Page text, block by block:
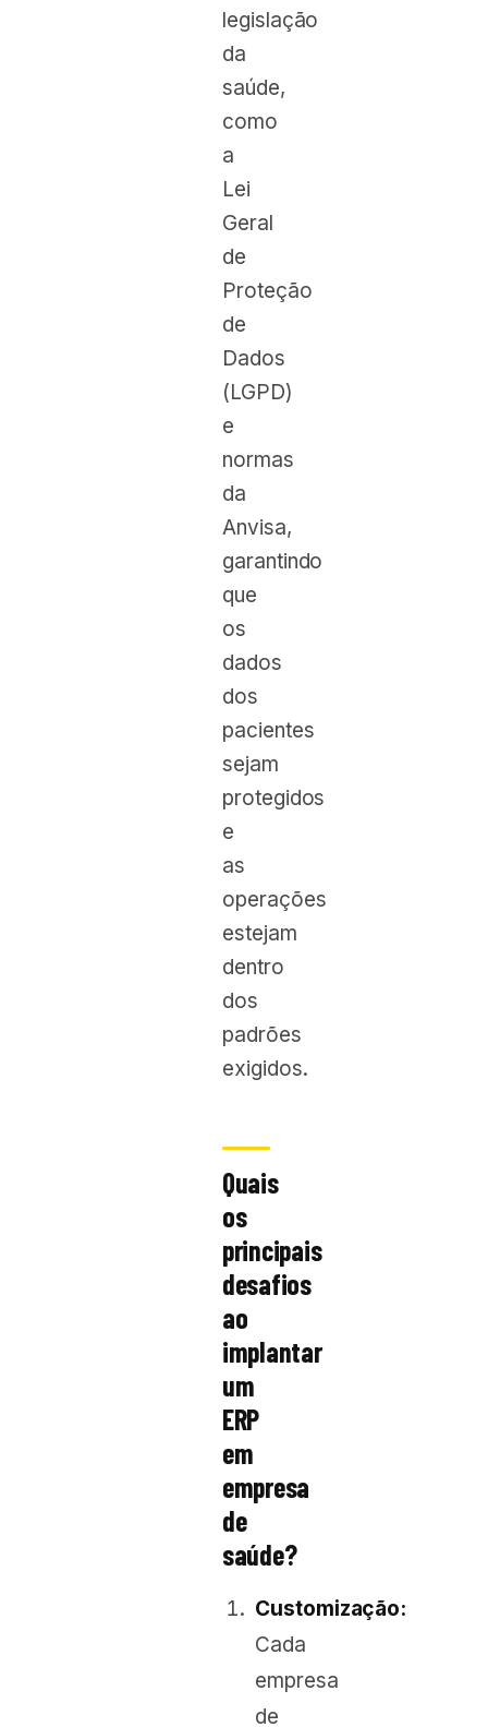
legislação
da
saúde,
como
a
Lei
Geral
de
Proteção
de
Dados
(LGPD)
e
normas
da
Anvisa,
garantindo
que
os
dados
dos
pacientes
sejam
protegidos
e
as
operações
estejam
dentro
dos
padrões
exigidos.
Quais
os
principais
desafios
ao
implantar
um
ERP
em
empresa
de
saúde?
Customização:
Cada
empresa
de